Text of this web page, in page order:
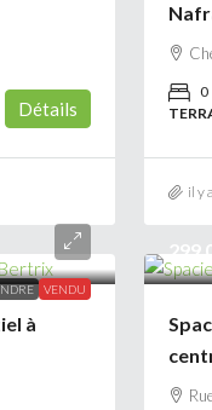
Détails
0
il y
VENDU
à
299